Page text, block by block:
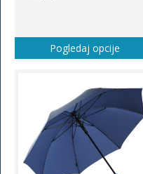
Pogledaj opcije